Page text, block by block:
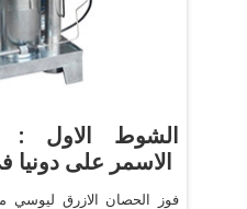
‫الشوط الاول :
الاسمر على